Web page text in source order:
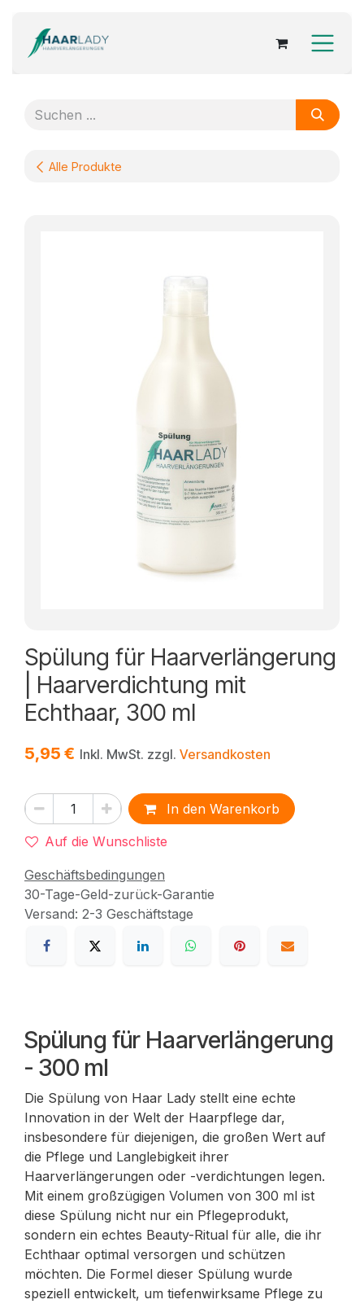
Alle Produkte
Spülung für Haarverlängerung
| Haarverdichtung mit
Echthaar, 300 ml
5,95 € Inkl. MwSt. zzgl. Versandkosten
In den Warenkorb
Auf die Wunschliste
Geschäftsbedingungen
30-Tage-Geld-zurück-Garantie
Versand: 2-3 Geschäftstage
Spülung für Haarverlängerung
- 300 ml
Die Spülung von Haar Lady stellt eine echte
Innovation in der Welt der Haarpflege dar,
insbesondere für diejenigen, die großen Wert auf
die Pflege und Langlebigkeit ihrer
Haarverlängerungen oder -verdichtungen legen.
Mit einem großzügigen Volumen von 300 ml ist
diese Spülung nicht nur ein Pflegeprodukt,
sondern ein echtes Beauty-Ritual für alle, die ihr
Echthaar optimal versorgen und schützen
möchten. Die Formel dieser Spülung wurde
speziell entwickelt, um tiefenwirksame Pflege zu